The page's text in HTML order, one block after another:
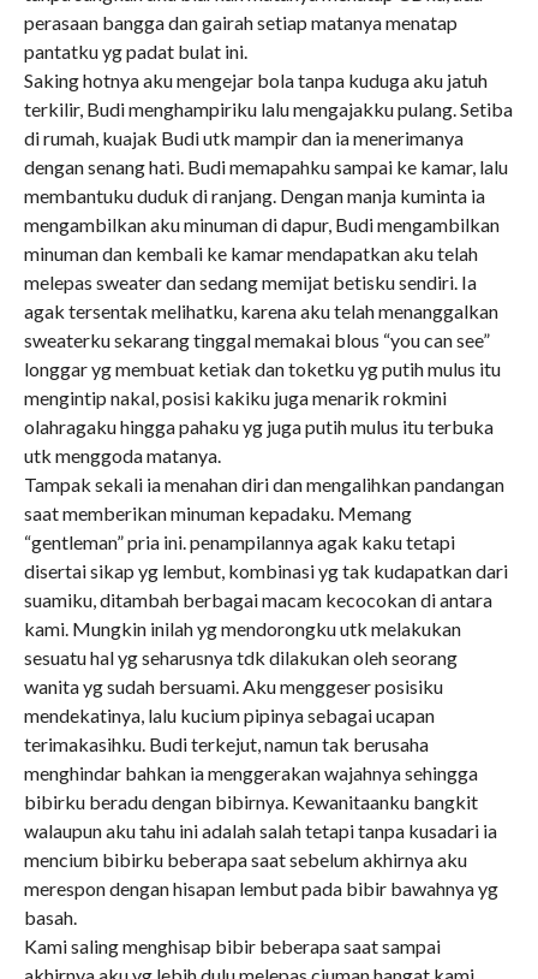
perasaan bangga dan gairah setiap matanya menatap
pantatku yg padat bulat ini.
Saking hotnya aku mengejar bola tanpa kuduga aku jatuh
terkilir, Budi menghampiriku lalu mengajakku pulang. Setiba
di rumah, kuajak Budi utk mampir dan ia menerimanya
dengan senang hati. Budi memapahku sampai ke kamar, lalu
membantuku duduk di ranjang. Dengan manja kuminta ia
mengambilkan aku minuman di dapur, Budi mengambilkan
minuman dan kembali ke kamar mendapatkan aku telah
melepas sweater dan sedang memijat betisku sendiri. Ia
agak tersentak melihatku, karena aku telah menanggalkan
sweaterku sekarang tinggal memakai blous “you can see”
longgar yg membuat ketiak dan toketku yg putih mulus itu
mengintip nakal, posisi kakiku juga menarik rokmini
olahragaku hingga pahaku yg juga putih mulus itu terbuka
utk menggoda matanya.
Tampak sekali ia menahan diri dan mengalihkan pandangan
saat memberikan minuman kepadaku. Memang
“gentleman” pria ini. penampilannya agak kaku tetapi
disertai sikap yg lembut, kombinasi yg tak kudapatkan dari
suamiku, ditambah berbagai macam kecocokan di antara
kami. Mungkin inilah yg mendorongku utk melakukan
sesuatu hal yg seharusnya tdk dilakukan oleh seorang
wanita yg sudah bersuami. Aku menggeser posisiku
mendekatinya, lalu kucium pipinya sebagai ucapan
terimakasihku. Budi terkejut, namun tak berusaha
menghindar bahkan ia menggerakan wajahnya sehingga
bibirku beradu dengan bibirnya. Kewanitaanku bangkit
walaupun aku tahu ini adalah salah tetapi tanpa kusadari ia
mencium bibirku beberapa saat sebelum akhirnya aku
merespon dengan hisapan lembut pada bibir bawahnya yg
basah.
Kami saling menghisap bibir beberapa saat sampai